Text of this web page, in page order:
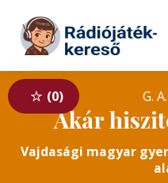
Tovább a tartalomhoz
0 G.
Akár
Vajdasági magyar